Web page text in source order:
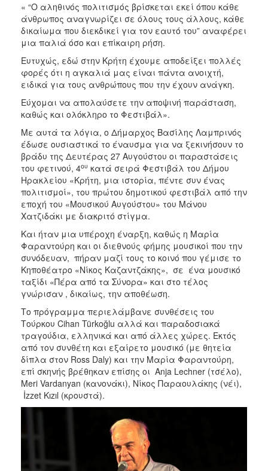
ΑΝΘΕΚΤΙΚΗ
ΠΟΛΗ
« “Ο αληθινός πολιτισμός βρίσκεται εκεί όπου κάθε
άνθρωπος αναγνωρίζει σε όλους τους άλλους, κάθε
δικαίωμα που διεκδικεί για τον εαυτό του” αναφέρει
μια παλιά όσο και επίκαιρη ρήση.
Ευτυχώς, εδώ στην Κρήτη έχουμε αποδείξει πολλές
φορές ότι η αγκαλιά μας είναι πάντα ανοιχτή,
ειδικά για τους ανθρώπους που την έχουν ανάγκη.
Εύχομαι να απολαύσετε την αποψινή παράσταση,
καθώς και ολόκληρο το Φεστιβάλ».
Με αυτά τα λόγια, ο Δήμαρχος Βασίλης Λαμπρινός
έδωσε ουσιαστικά το έναυσμα για να ξεκινήσουν το
βράδυ της Δευτέρας 27 Αυγούστου οι παραστάσεις
του φετινού, 4ου κατά σειρά Φεστιβάλ του Δήμου
Ηρακλείου «Κρήτη, μια ιστορία, πέντε συν ένας
πολιτισμοί», του πρώτου δημοτικού φεστιβάλ από την
εποχή του «Μουσικού Αυγούστου» του Μάνου
Χατζιδάκι με διακριτό στίγμα.
Και ήταν μια υπέροχη έναρξη, καθώς η Μαρία
Φαραντούρη και οι διεθνούς φήμης μουσικοί που την
συνόδευαν, πήραν μαζί τους το κοινό που γέμισε το
Κηποθέατρο «Νίκος Καζαντζάκης», σε ένα μουσικό
ταξίδι «Πέρα από τα Σύνορα» και στο τέλος
γνώρισαν , δικαίως, την αποθέωση.
Το πρόγραμμα περιελάμβανε συνθέσεις του
Τούρκου Cihan Türkoğlu αλλά και παραδοσιακά
τραγούδια, ελληνικά και από άλλες χώρες. Εκτός
από τον συνθέτη και εξαίρετο μουσικό (με θητεία
δίπλα στον Ross Daly) και την Μαρία Φαραντούρη,
επί σκηνής βρέθηκαν επίσης οι Anja Lechner (τσέλο),
Meri Vardanyan (κανονάκι), Νίκος Παραουλάκης (νέι),
İzzet Kızıl (κρουστά).